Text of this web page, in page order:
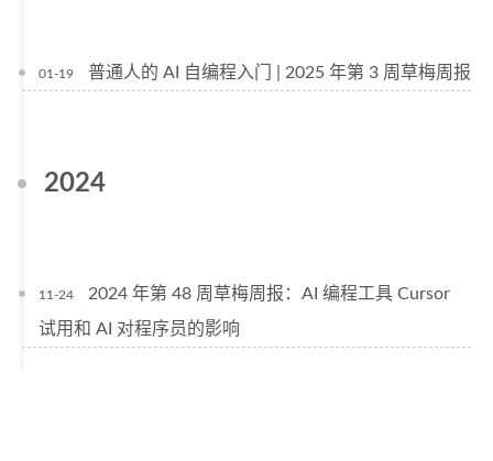
01-19 普通人的 AI 自编程入门 | 2025 年第 3 周草梅周报
2024
11-24
2024 年第 48 周草梅周报：AI 编程工具 Cursor
试用和 AI 对程序员的影响